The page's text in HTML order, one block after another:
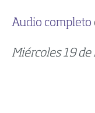
Audio completo
Miércoles 19